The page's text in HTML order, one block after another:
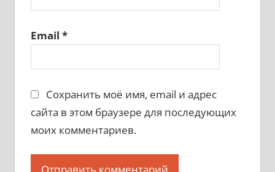
Email *
Сохранить моё имя, email и адрес
сайта в этом браузере для последующих
моих комментариев.